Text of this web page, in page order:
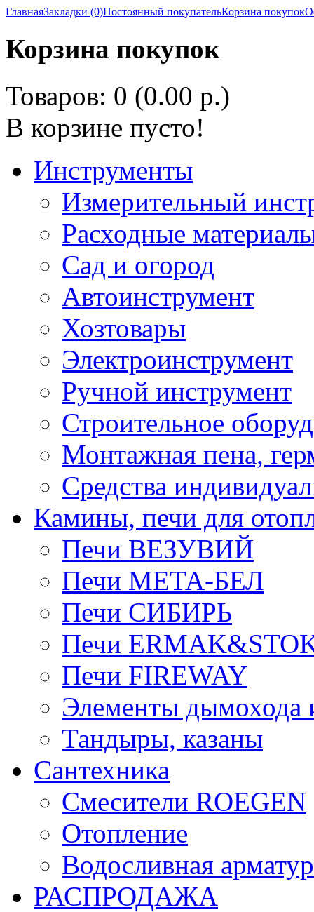
ГлавнаяЗакладки (0)Постоянный покупательКорзина покупок
Корзина покупок
Товаров: 0 (0.00 р.)
В корзине пусто!
Инструменты
Измерительный
Расходные
Сад и огород
Автоинструмент
Хозтовары
Электроинструмент
Ручной инструмент
Строительное
Монтажная пена,
Средства
Камины, печи для
Печи ВЕЗУВИЙ
Печи МЕТА-БЕЛ
Печи СИБИРЬ
Печи
Печи FIREWAY
Элементы дымохода
Тандыры, казаны
Сантехника
Смесители ROEGEN
Отопление
Водосливная
РАСПРОДАЖА